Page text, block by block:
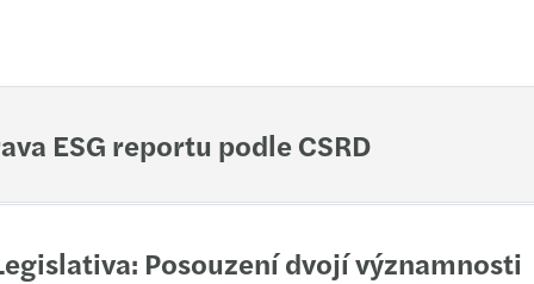
Od
C-
ESG reportu podle CSRD
Posouzení dvojí významnosti